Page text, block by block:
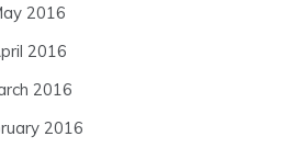
2016
2016
2016
2016